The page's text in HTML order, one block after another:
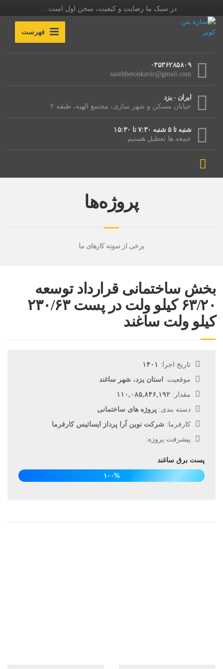
در سبک ما رضایت و کیفیت، سخن اول است.
فهرست
۰۳۵۳۶۲۸۵۸۰۹
sazehbetonkavir@gmail.com
ایران - یزد
خیابان مسکن و شهر سازی، مجتمع الهیه، طبقه ۲
شنبه تا ۵ شنبه ۷:۳۰ تا ۱۵:۳۰
جمعه ها تعطیل هستیم
پروژه‌ها
برخی از نمونه کارهای ما
بخش ساختمانی قرارداد توسعه
۶۳/۲۰ کیلو ولت در پست ۲۳۰/۶۳
کیلو ولت ساغند
تاریخ اجرا: ۱۴۰۱
موقعیت:
استان یزد، شهر ساغند
مقدار: ۱۱۰,۰۸۵,۸۴۶,۱۹۲
دسته بندی: پروژه های ساختمانی
کارفرما: شرکت نوین آرا پرداز ایساتیس کارفرما
پیشرفت پروژه:
پست برق ساغند
۱۰۰%